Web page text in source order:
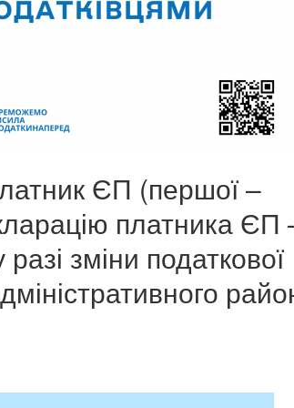
ЄП (першої –
платника ЄП
зміни податкової